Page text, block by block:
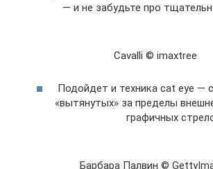
— и не забудьте про
Cavalli © imaxtree
Подойдет и техника cat eye —
«вытянутых» за пределы
графичных
Барбара Палвин ©